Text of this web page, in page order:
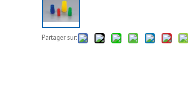
Partager sur: